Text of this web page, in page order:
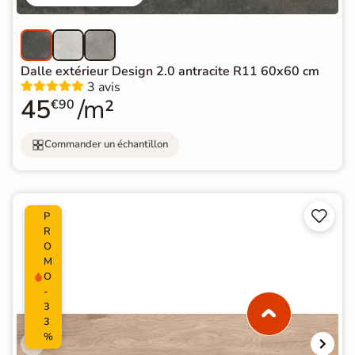
Dalle extérieur Design 2.0 antracite R11 60x60 cm
3 avis
45€90 /m²
Commander un échantillon
P
R
O
M
O
-
3
3
%

